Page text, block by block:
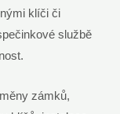
klíči či
službě
zámků,‍